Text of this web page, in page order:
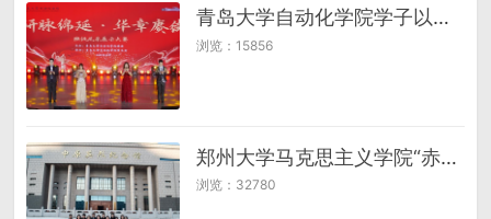
青岛大学自动化学院学子以晚会续“研脉”，绘就报国华章
浏览：15856
郑州大学马克思主义学院“赤子之‘芯’”实践队赴中原烈士纪念馆开展主题实践教育活动
浏览：32780